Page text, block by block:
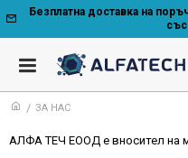
Безплатна доставка на
със
ЗА НАС
АЛФА ТЕЧ ЕООД е вносител на